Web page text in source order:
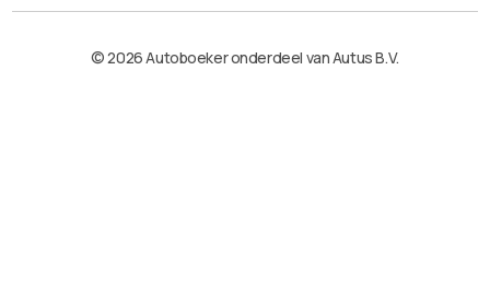
© 2026 Autoboeker onderdeel van Autus B.V.